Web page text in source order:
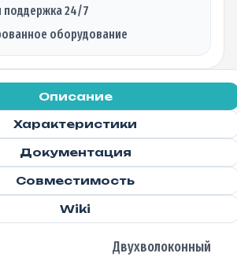
поддержка 24/7
оборудование
Описание
Характеристики
Документация
Совместимость
Wiki
Двухволоконный